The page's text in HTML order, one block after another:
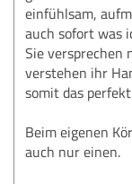
einfühlsam,
auch sofort was
Sie versprechen
verstehen ihr
somit das
Beim eigenen
auch nur einen.